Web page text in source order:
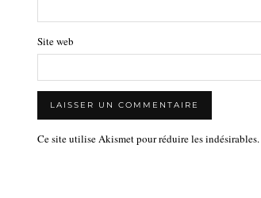
Site web
Ce site utilise Akismet pour réduire les indésirables.